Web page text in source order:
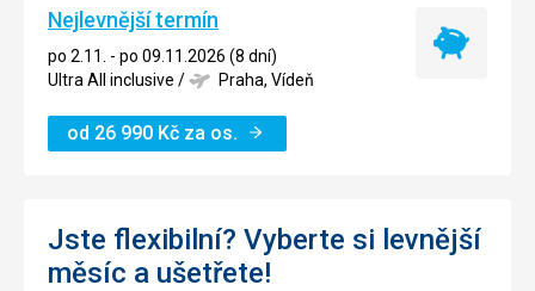
Nejlevnější termín
po 2.11. - po 09.11.2026 (8 dní)
Ultra All inclusive / Praha, Vídeň
od 26 990 Kč za os.
Nejlevnější
Jste flexibilní? Vyberte si levnější
měsíc a ušetřete!